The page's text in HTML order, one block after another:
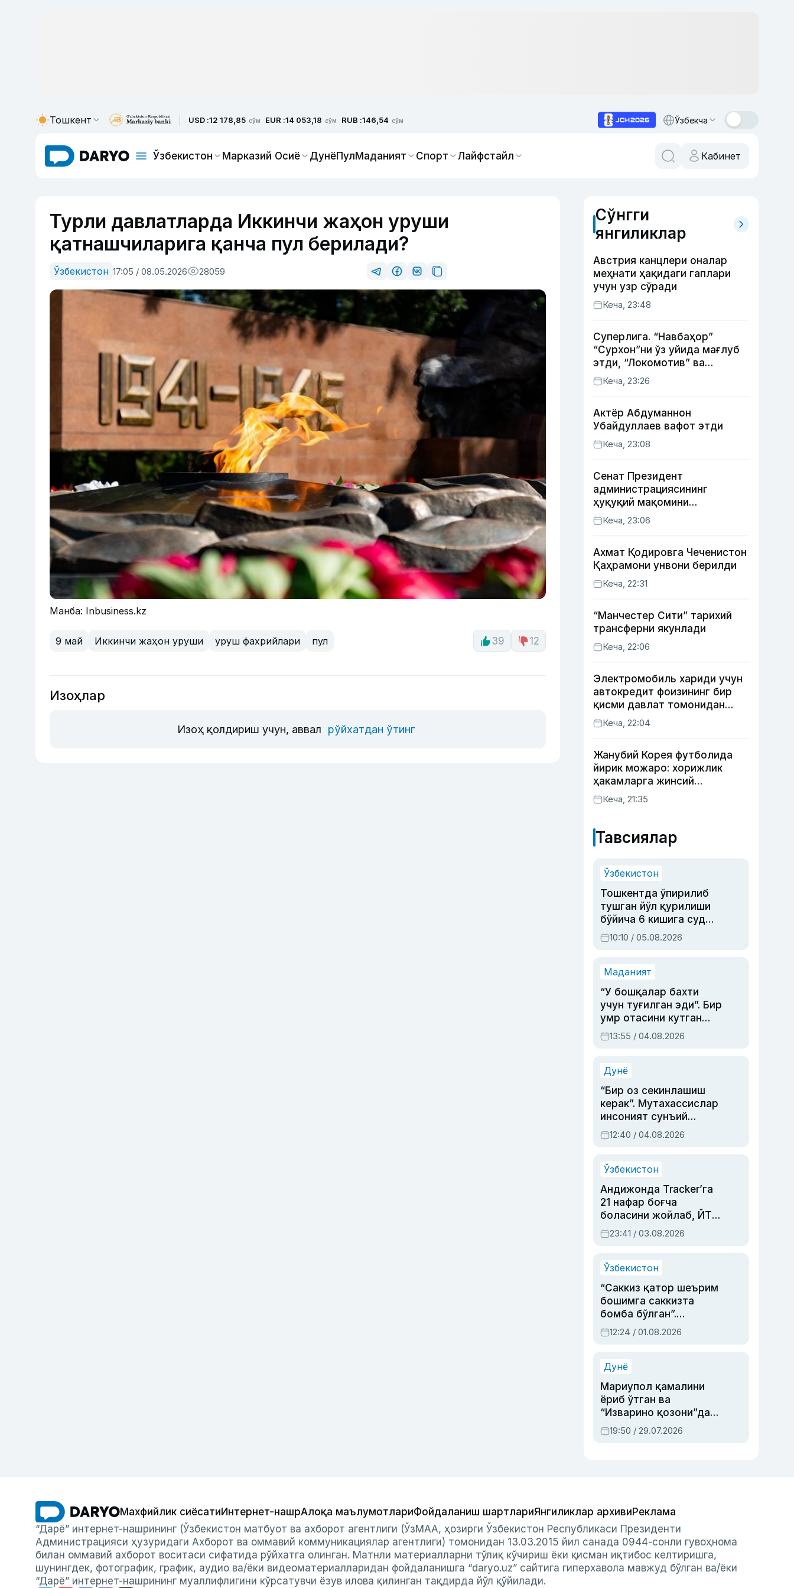
Тошкент USD :12 178,85 сўм EUR :14 053,18 сўм RUB :146,54 сўм Ўзбекча
Ўзбекистон Марказий Осиё ДунёПулМаданият Спорт Лайфстайл Кабинет
Турли давлатларда Иккинчи жаҳон уруши
қатнашчиларига қанча пул берилади?
Ўзбекистон 17:05 / 08.05.2026 28059
Манба: Inbusiness.kz
9 май Иккинчи жаҳон уруши уруш фахрийлари пул 39 12
Изоҳлар
Изоҳ қолдириш учун, аввал рўйхатдан ўтинг
Сўнгги
янгиликлар
Австрия канцлери оналар
меҳнати ҳақидаги гаплари
учун узр сўради
Кеча, 23:48
Суперлига. “Навбаҳор”
“Сурхон”ни ўз уйида мағлуб
этди, “Локомотив” ва
“Хоразм” уйда ғалаба
қозонди
Кеча, 23:26
Актёр Абду­маннон
Убайдуллаев вафот этди
Кеча, 23:08
Сенат Президент
администрациясининг
ҳуқуқий мақомини
белгиловчи конституциявий
қонунни маъқуллади
Кеча, 23:06
Ахмат Қодировга Чеченистон
Қаҳрамони унвони берилди
Кеча, 22:31
“Манчестер Сити” тарихий
трансферни якунлади
Кеча, 22:06
Электромобиль хариди учун
автокредит фоизининг бир
қисми давлат томонидан
қоплаб берилиши мумкин
Кеча, 22:04
Жанубий Корея футболида
йирик можаро: хорижлик
ҳакамларга жинсий
хизматлар кўрсатилгани
маълум қилинди
Кеча, 21:35
Тавсиялар
Ўзбекистон
Тошкентда ўпирилиб
тушган йўл қурилиши
бўйича 6 кишига суд
ҳукми ўқилди
10:10 / 05.08.2026
Маданият
“У бошқалар бахти
учун туғилган эди”. Бир
умр отасини кутган
актриса ва дубльяж
устаси Римма
синовларга тўла ҳаёти
13:55 / 04.08.2026
Дунё
“Бир оз секинлашиш
керак”. Мутахассислар
инсоният сунъий
интеллектни бошқара
олмай қолишидан
12:40 / 04.08.2026
Ўзбекистон
Андижонда Tracker’га
21 нафар боғча
боласини жойлаб, ЙТҲ
содир этган аёлга суд
ҳукми ўқилди
23:41 / 03.08.2026
Ўзбекистон
“Саккиз қатор шеърим
бошимга саккизта
бомба бўлган”.
Абдулла Ориповни
сиёсий айбловлардан
12:24 / 01.08.2026
Дунё
Мариупол қамалини
ёриб ўтган ва
“Изварино қозони”дан
чиққан қаҳрамон —
Украина армияси бош
19:50 / 29.07.2026
Махфийлик сиёсатиИнтернет-нашрАлоқа маълумотлариФойдаланиш шартлариЯнгиликлар архивиРеклама
“Дарё” интернет-нашрининг (Ўзбекистон матбуот ва ахборот агентлиги (ЎзМАА, ҳозирги Ўзбекистон Республикаси Президенти
Администрацияси ҳузуридаги Ахборот ва оммавий коммуникациялар агентлиги) томонидан 13.03.2015 йил санада 0944-сонли гувоҳнома
билан оммавий ахборот воситаси сифатида рўйхатга олинган. Матнли материалларни тўлиқ кўчириш ёки қисман иқтибос келтиришга,
шунингдек, фотографик, график, аудио ва/ёки видеоматериалларидан фойдаланишга “daryo.uz” сайтига гиперхавола мавжуд бўлган ва/ёки
“Дарё” интернет-нашрининг муаллифлигини кўрсатувчи ёзув илова қилинган тақдирда йўл қўйилади.